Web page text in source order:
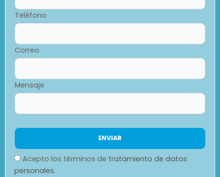
Teléfono
Correo
Mensaje
Acepto los términos de tratamiento de datos
personales.